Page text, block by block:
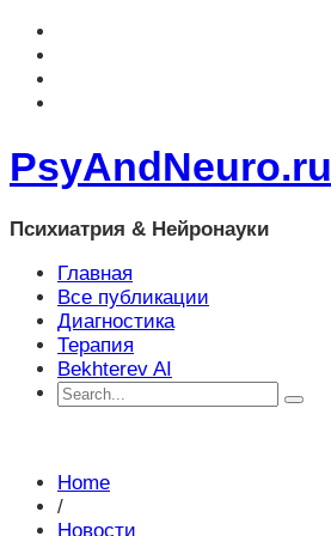
PsyAndNeuro.ru
Психиатрия & Нейронауки
Главная
Все публикации
Диагностика
Терапия
Bekhterev AI
Home
/
Новости